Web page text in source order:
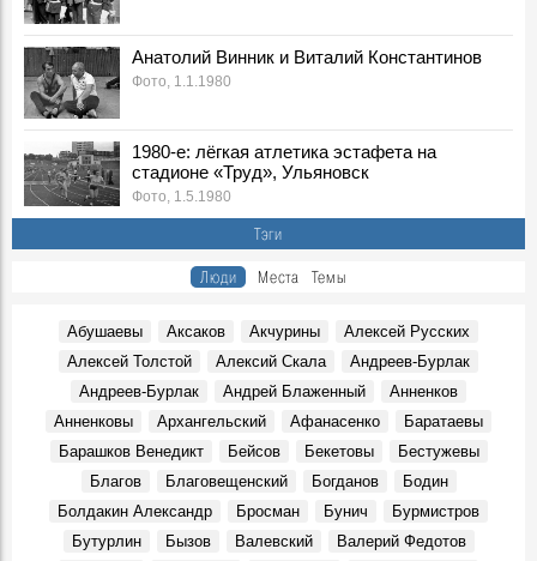
Виктор Исаевич Васильев, в 1984-1990 гг. председатель
Ульяновского горисполкома:
Воспоминания, 25 Апреля 1989
Что высветил пожар на «Искре»?
События, 28 Декабря 1989
Исаак Павлович Гринберг, в 1988-1991 гг. зам.
генерального директора УЦМ по науке:
Воспоминания, 27 Декабря 1989
Вставка-уточнение из блокнота Г.А. Демочкина (я
присутствовал на той конференции.– Г.Д.):
Воспоминания, 26 Декабря 1989
Исаак Павлович Гринберг, в 1988-1991 гг. зам.
генерального директора УЦМ по науке:
Воспоминания, 26 Декабря 1989
Областная комсомольская конференция
События, 26 Декабря 1989
Первое назначение Андрея Сахарова
Воспоминания, 20 Декабря 1989
18 декабря 1989 года
События, 18 Декабря 1989
Анатолий Винник и Виталий Константинов
Фото, 1.1.1980
1980-е: лёгкая атлетика эстафета на
стадионе «Труд», Ульяновск
Фото, 1.5.1980
Тэги
Люди Места Темы
Абушаевы Аксаков Акчурины
Алексей Русских
Алексей Толстой
Алексий Скала
Андреев-Бурлак
Андреев-Бурлак
Андрей Блаженный
Анненков
Анненковы
Архангельский Афанасенко
Баратаевы
Барашков Венедикт
Бейсов Бекетовы
Бестужевы
Благов
Благовещенский Богданов
Бодин
Болдакин Александр
Бросман Бунич
Бурмистров
Бутурлин
Бызов Валевский
Валерий Федотов